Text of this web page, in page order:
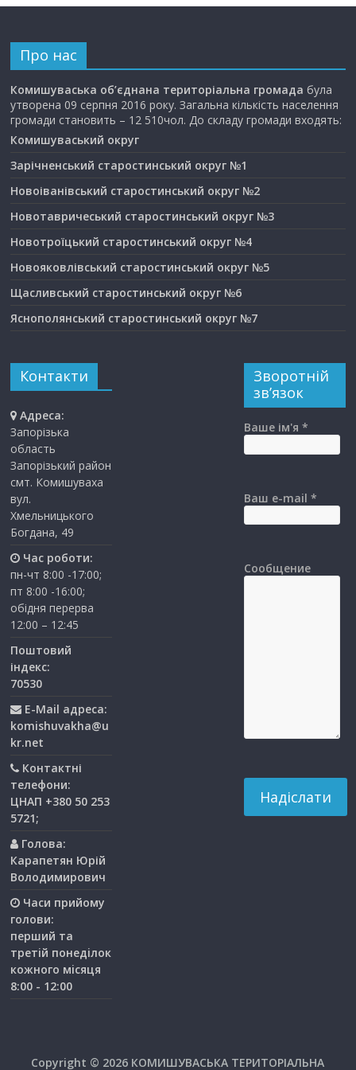
Про нас
Комишуваська об’єднана територіальна громада була
утворена 09 серпня 2016 року. Загальна кількість населення
громади становить – 12 510чол. До складу громади входять:
Комишуваський округ
Зарічненський старостинський округ №1
Новоіванівський старостинський округ №2
Новотавричеський старостинський округ №3
Новотроїцький старостинський округ №4
Новояковлівський старостинський округ №5
Щасливський старостинський округ №6
Яснополянський старостинський округ №7
Контакти
Адреса:
Запорізька
область
Запорізький район
смт. Комишуваха
вул.
Хмельницького
Богдана, 49
Час роботи:
пн-чт 8:00 -17:00;
пт 8:00 -16:00;
обідня перерва
12:00 – 12:45
Поштовий
індекс:
70530
E-Mail адреса:
komishuvakha@u
kr.net
Контактні
телефони:
ЦНАП +380 50 253
5721;
Голова:
Карапетян Юрій
Володимирович
Часи прийому
голови:
перший та
третiй понедiлок
кожного мiсяця
8:00 - 12:00
Зворотній
зв’язок
Ваше ім'я *
Ваш e-mail *
Сообщение
Copyright © 2026 КОМИШУВАСЬКА ТЕРИТОРІАЛЬНА